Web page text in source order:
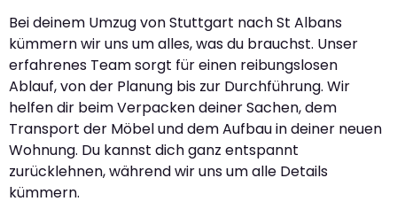
Bei deinem Umzug von Stuttgart nach St Albans
kümmern wir uns um alles, was du brauchst. Unser
erfahrenes Team sorgt für einen reibungslosen
Ablauf, von der Planung bis zur Durchführung. Wir
helfen dir beim Verpacken deiner Sachen, dem
Transport der Möbel und dem Aufbau in deiner neuen
Wohnung. Du kannst dich ganz entspannt
zurücklehnen, während wir uns um alle Details
kümmern.